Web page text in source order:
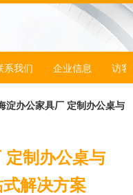
系我们 企业信息 访客
淀办公家具厂 定制办公桌与
定制办公桌与
解决方案